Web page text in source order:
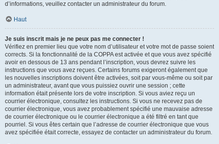
d’informations, veuillez contacter un administrateur du forum.
Haut
Je suis inscrit mais je ne peux pas me connecter !
Vérifiez en premier lieu que votre nom d’utilisateur et votre mot de passe soient
corrects. Si la fonctionnalité de la COPPA est activée et que vous avez spécifié
avoir en dessous de 13 ans pendant l’inscription, vous devrez suivre les
instructions que vous avez reçues. Certains forums exigeront également que
les nouvelles inscriptions doivent être activées, soit par vous-même ou soit par
un administrateur, avant que vous puissiez ouvrir une session ; cette
information était présente lors de votre inscription. Si vous aviez reçu un
courrier électronique, consultez les instructions. Si vous ne recevez pas de
courrier électronique, vous avez probablement spécifié une mauvaise adresse
de courrier électronique ou le courrier électronique a été filtré en tant que
pourriel. Si vous êtes certain que l’adresse de courrier électronique que vous
avez spécifiée était correcte, essayez de contacter un administrateur du forum.